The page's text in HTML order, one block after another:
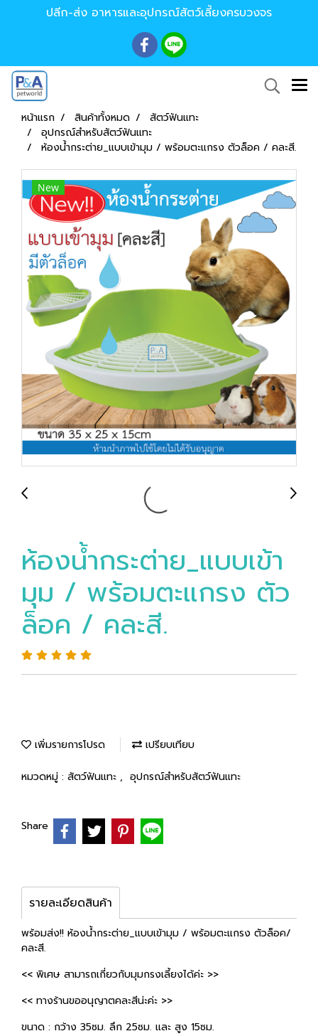
ปลีก-ส่ง อาหารและอุปกรณ์สัตว์เลี้ยงครบวงจร
หน้าแรก สินค้าทั้งหมด
สัตว์ฟันแทะ
อุปกรณ์สำหรับสัตว์ฟันแทะ
ห้องน้ำกระต่าย_แบบเข้ามุม / พร้อมตะแกรง ตัวล็อค / คละสี.
New
ห้องน้ำกระต่าย_แบบเข้า
มุม / พร้อมตะแกรง ตัว
ล็อค / คละสี.
เพิ่มรายการโปรด เปรียบเทียบ
หมวดหมู่ : สัตว์ฟันแทะ , อุปกรณ์สำหรับสัตว์ฟันแทะ
Share
รายละเอียดสินค้า
พร้อมส่ง!! ห้องน้ำกระต่าย_แบบเข้ามุม / พร้อมตะแกรง ตัวล็อค/
คละสี.
<< พิเศษ สามารถเกี่ยวกับมุมกรงเลี้ยงได้ค่ะ >>
<< ทางร้านขออนุญาตคละสีน่ะค่ะ >>
ขนาด : กว้าง 35ซม. ลึก 25ซม. และ สูง 15ซม.